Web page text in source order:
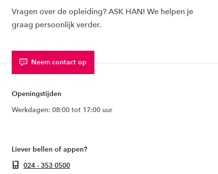
Vragen over de opleiding? ASK HAN! We helpen je
graag persoonlijk verder.
Neem contact op
Openingstijden
Werkdagen: 08:00 tot 17:00 uur
Liever bellen of appen?
024 - 353 0500